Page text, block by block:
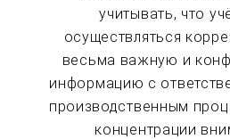
учитывать, что
осуществляться
весьма важную и
информацию с
производственным
концентрации